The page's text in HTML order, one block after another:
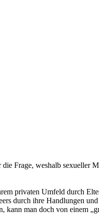
Frage, weshalb sexueller
privaten Umfeld durch
durch ihre Handlungen
man doch von einem